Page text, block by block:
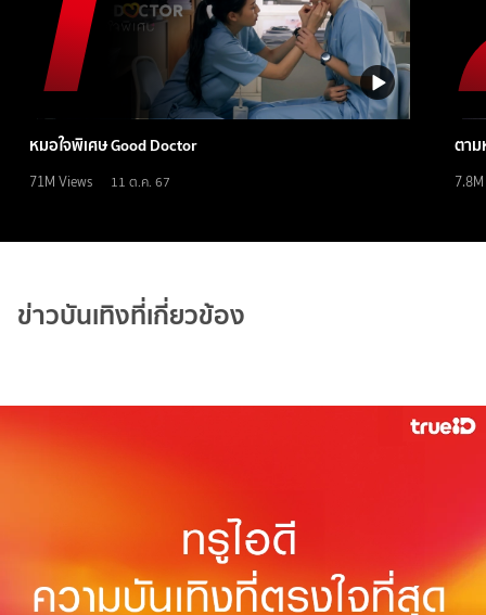
หมอใจพิเศษ Good Doctor
71M Views 11 ต.ค. 67
ตาม
7.8M
ข่าวบันเทิงที่เกี่ยวข้อง